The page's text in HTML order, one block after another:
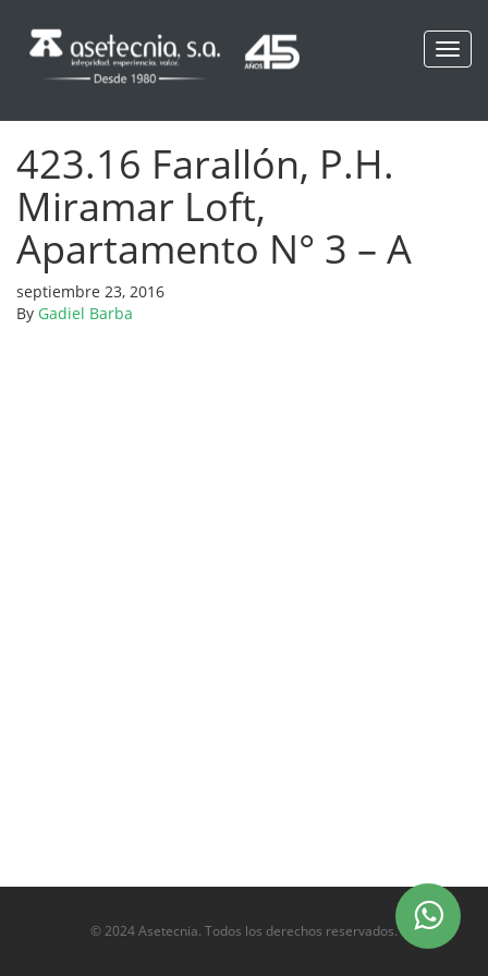
423.16 Farallón, P.H.
Miramar Loft,
Apartamento N° 3 – A
septiembre 23, 2016
By Gadiel Barba
© 2024 Asetecnia. Todos los derechos reservados.